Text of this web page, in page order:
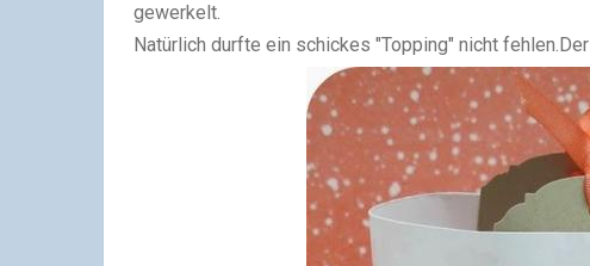
gewerkelt.
Natürlich durfte ein schickes "Topping" nicht fehlen.Der